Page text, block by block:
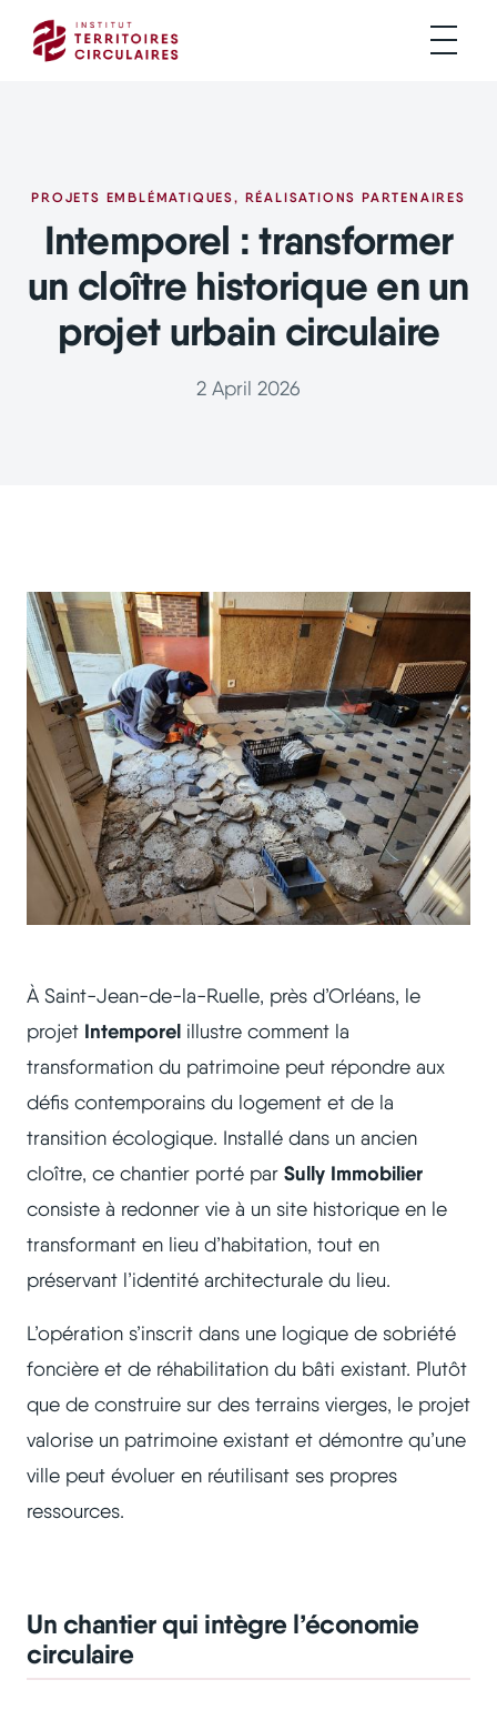
PROJETS EMBLÉMATIQUES, RÉALISATIONS PARTENAIRES
Intemporel : transformer
un cloître historique en un
projet urbain circulaire
2 April 2026
À Saint-Jean-de-la-Ruelle, près d’Orléans, le
projet Intemporel illustre comment la
transformation du patrimoine peut répondre aux
défis contemporains du logement et de la
transition écologique. Installé dans un ancien
cloître, ce chantier porté par Sully Immobilier
consiste à redonner vie à un site historique en le
transformant en lieu d’habitation, tout en
préservant l’identité architecturale du lieu.
L’opération s’inscrit dans une logique de sobriété
foncière et de réhabilitation du bâti existant. Plutôt
que de construire sur des terrains vierges, le projet
valorise un patrimoine existant et démontre qu’une
ville peut évoluer en réutilisant ses propres
ressources.
Un chantier qui intègre l’économie
circulaire